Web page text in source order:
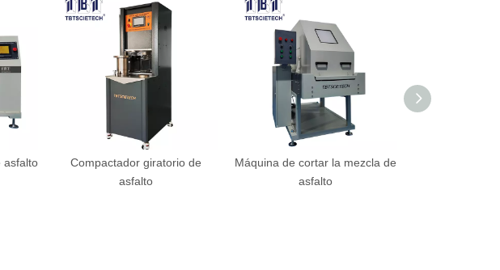
asfalto
Compactador giratorio de
asfalto
Máquina de cortar la mezcla de
asfalto